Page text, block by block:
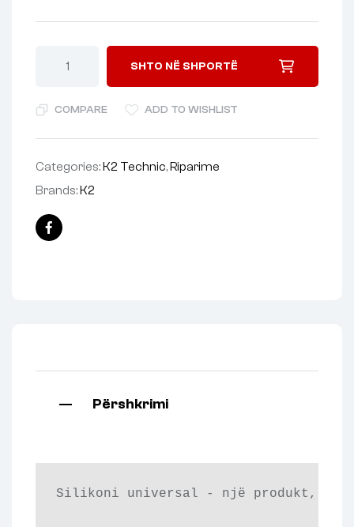
SHTO NË SHPORTË
COMPARE ADD TO WISHLIST
Categories:K2 Technic,Riparime
Brands:K2
Facebook
Përshkrimi
Silikoni universal - një produkt,